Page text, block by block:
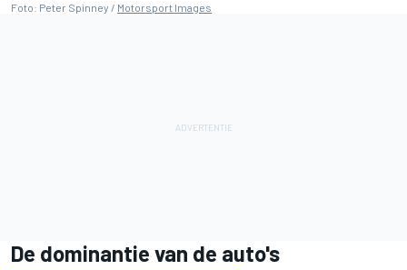
Foto: Peter Spinney / Motorsport Images
De dominantie van de auto's